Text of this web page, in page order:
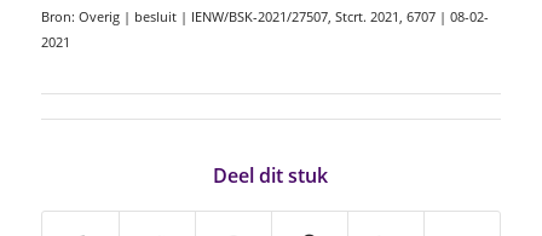
Bron: Overig | besluit | IENW/BSK-2021/27507, Stcrt. 2021, 6707 | 08-02-
2021
Deel dit stuk